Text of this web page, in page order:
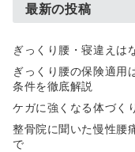
最新の投稿
ぎっくり腰・寝違えは
ぎっくり腰の保険適用
条件を徹底解説
ケガに強くなる体づく
整骨院に聞いた慢性腰
で